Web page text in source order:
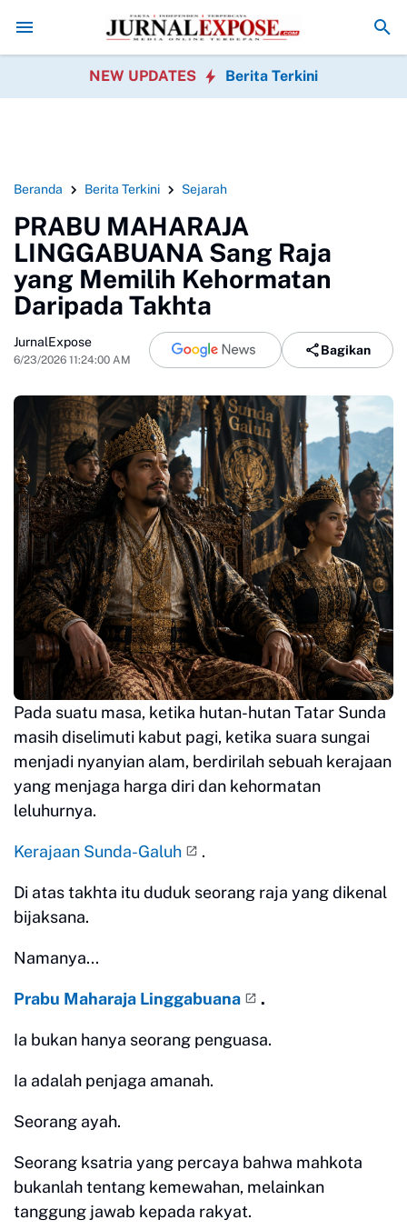
Medan Transparan Usut Kematian Winda Forwatu
NEW UPDATES Berita Terkini
Beranda Berita Terkini Sejarah
PRABU MAHARAJA
LINGGABUANA Sang Raja
yang Memilih Kehormatan
Daripada Takhta
JurnalExpose
6/23/2026 11:24:00 AM
Bagikan
Pada suatu masa, ketika hutan-hutan Tatar Sunda
masih diselimuti kabut pagi, ketika suara sungai
menjadi nyanyian alam, berdirilah sebuah kerajaan
yang menjaga harga diri dan kehormatan
leluhurnya.
Kerajaan Sunda-Galuh .
Di atas takhta itu duduk seorang raja yang dikenal
bijaksana.
Namanya...
Prabu Maharaja Linggabuana .
Ia bukan hanya seorang penguasa.
Ia adalah penjaga amanah.
Seorang ayah.
Seorang ksatria yang percaya bahwa mahkota
bukanlah tentang kemewahan, melainkan
tanggung jawab kepada rakyat.